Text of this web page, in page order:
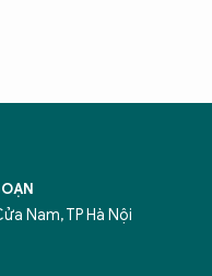
Nam, TP Hà Nội